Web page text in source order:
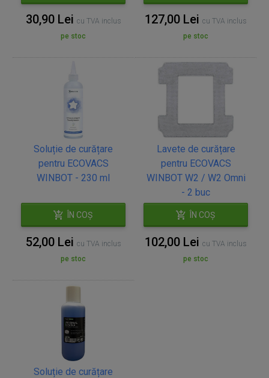
30,90 Lei cu TVA inclus
pe stoc
127,00 Lei cu TVA inclus
pe stoc
Soluție de curățare
pentru ECOVACS
WINBOT - 230 ml
ÎN COȘ
52,00 Lei cu TVA inclus
pe stoc
Lavete de curățare
pentru ECOVACS
WINBOT W2 / W2 Omni
- 2 buc
ÎN COȘ
102,00 Lei cu TVA inclus
pe stoc
Soluție de curățare